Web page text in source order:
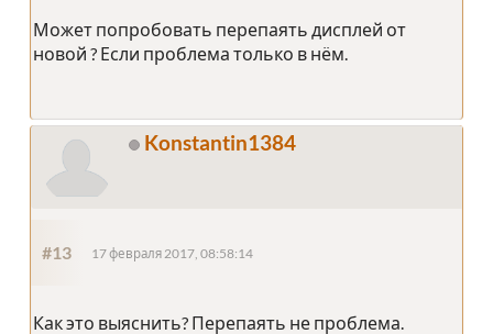
Может попробовать перепаять дисплей от
новой ? Если проблема только в нём.
Konstantin1384
#13 17 февраля 2017, 08:58:14
Как это выяснить? Перепаять не проблема.